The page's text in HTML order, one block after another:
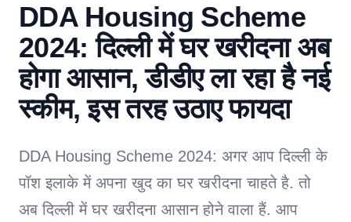
DDA Housing Scheme
2024: दिल्ली में घर खरीदना अब
होगा आसान, डीडीए ला रहा है नई
स्कीम, इस तरह उठाए फायदा
DDA Housing Scheme 2024: अगर आप दिल्ली के
पॉश इलाके में अपना खुद का घर खरीदना चाहते है. तो
अब दिल्ली में घर खरीदना आसान होने वाला हैं. आप